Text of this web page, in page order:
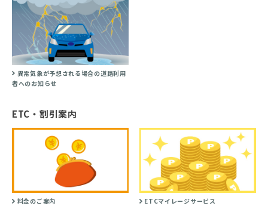
異常気象が予想される場合の道路利用
者へのお知らせ
ETC・割引案内
料金のご案内 ETCマイレージサービス